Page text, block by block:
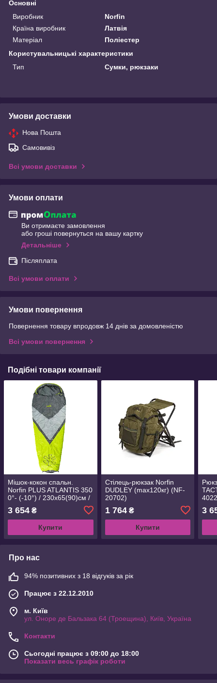
Основні
Виробник
Norfin
Країна виробник
Латвія
Матеріал
Поліестер
Користувальницькі характеристики
Тип
Сумки, рюкзаки
Умови доставки
Нова Пошта
Самовивіз
Всі умови доставки
Умови оплати
Ви отримаєте замовлення
або гроші повернуться на вашу картку
Детальніше
Післяплата
Всі умови оплати
Умови повернення
Повернення товару впродовж 14 днів за домовленістю
Всі умови повернення
Подібні товари компанії
Мішок-кокон спальн.
Norfin PLUS ATLANTIS 350
0°- (-10°) / 230х65(90)см /
3 654 ₴
Купити
Стілець-рюкзак Norfin
DUDLEY (max120кг) (NF-
20702)
1 764₴
Купити
3
Про нас
94% позитивних з 18 відгуків за рік
Працює з 22.12.2010
м. Київ
ул. Оноре де Бальзака 64 (Троещина), Київ, Україна
Контакти
Сьогодні працює з 09:00 до 18:00
Показати весь графік роботи